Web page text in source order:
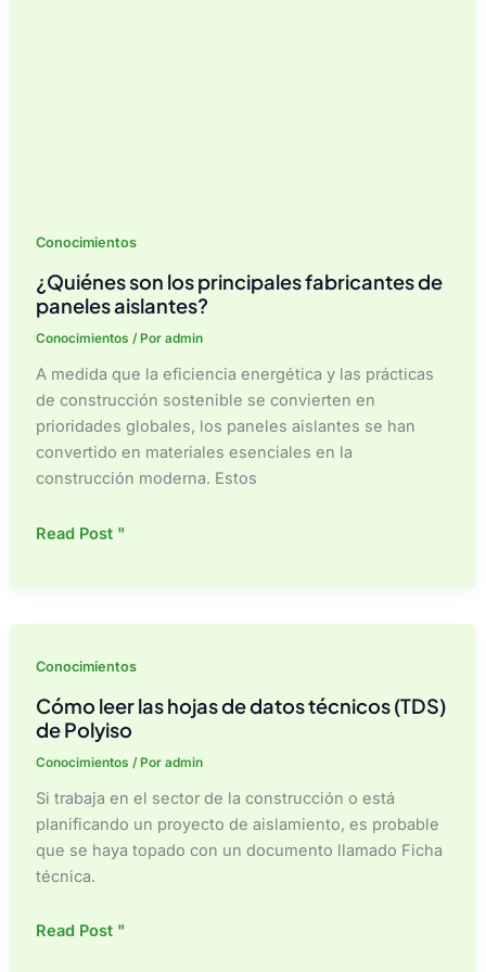
Conocimientos
¿Quiénes son los principales fabricantes de
paneles aislantes?
Conocimientos / Poradmin
A medida que la eficiencia energética y las prácticas
de construcción sostenible se convierten en
prioridades globales, los paneles aislantes se han
convertido en materiales esenciales en la
construcción moderna. Estos
¿Quiénes
de
aislantes?
Read Post "
Conocimientos
Cómo leer las hojas de datos técnicos (TDS)
de Polyiso
Conocimientos / Poradmin
Si trabaja en el sector de la construcción o está
planificando un proyecto de aislamiento, es probable
que se haya topado con un documento llamado Ficha
técnica.
Cómo
Read Post "